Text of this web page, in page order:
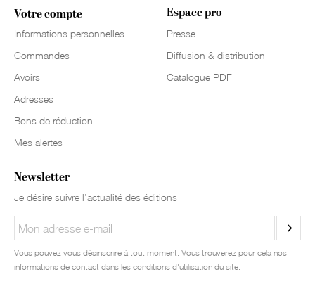
Votre compte
Informations personnelles
Commandes
Avoirs
Adresses
Bons de réduction
Mes alertes
Espace pro
Presse
Diffusion & distribution
Catalogue PDF
Newsletter
Je désire suivre l’actualité des éditions
Vous pouvez vous désinscrire à tout moment. Vous trouverez pour cela nos
informations de contact dans les conditions d'utilisation du site.